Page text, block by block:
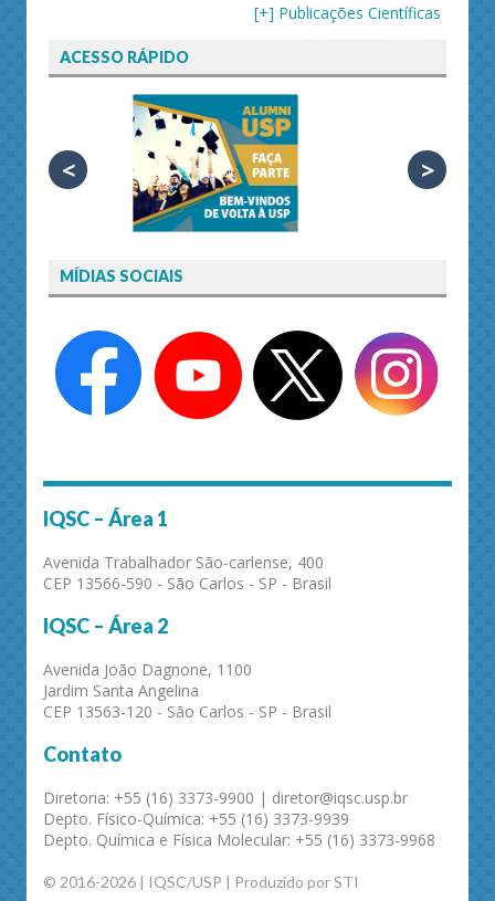
[+] Publicações Científicas
ACESSO RÁPIDO
< >
MÍDIAS SOCIAIS
IQSC – Área 1
Avenida Trabalhador São-carlense, 400
CEP 13566-590 - São Carlos - SP - Brasil
IQSC – Área 2
Avenida João Dagnone, 1100
Jardim Santa Angelina
CEP 13563-120 - São Carlos - SP - Brasil
Contato
Diretoria: +55 (16) 3373-9900 | diretor@iqsc.usp.br
Depto. Físico-Química: +55 (16) 3373-9939
Depto. Química e Física Molecular: +55 (16) 3373-9968
© 2016-2026 | IQSC/USP | Produzido por STI